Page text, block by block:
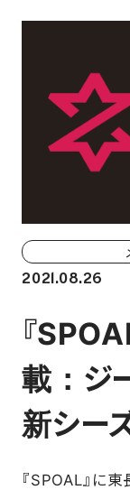
TEAM
TICKET
会場（座
チケット購
各座席に
観戦ガイド
FAN
2021.08.26
『
載：ジ
新シー
『SPOAL』に